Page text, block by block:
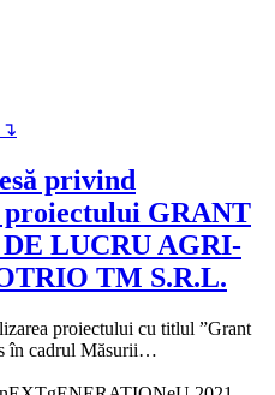
↴
privind
GRANT
LUCRU AGRI-
TM S.R.L.
proiectului cu titlul ”Grant
în cadrul Măsurii…